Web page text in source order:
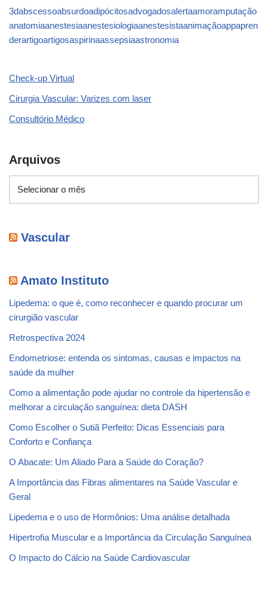
3dabscessoabsurdoadipócitosadvogadosalertaamoramputação
anatomiaanestesiaanestesiologiaanestesistaanimaçãoappapren
derartigoartigosaspirinaassepsiaastronomia
Check-up Virtual
Cirurgia Vascular: Varizes com laser
Consultório Médico
Arquivos
Vascular
Amato Instituto
Lipedema: o que é, como reconhecer e quando procurar um
cirurgião vascular
Retrospectiva 2024
Endometriose: entenda os sintomas, causas e impactos na
saúde da mulher
Como a alimentação pode ajudar no controle da hipertensão e
melhorar a circulação sanguínea: dieta DASH
Como Escolher o Sutiã Perfeito: Dicas Essenciais para
Conforto e Confiança
O Abacate: Um Aliado Para a Saúde do Coração?
A Importância das Fibras alimentares na Saúde Vascular e
Geral
Lipedema e o uso de Hormônios: Uma análise detalhada
Hipertrofia Muscular e a Importância da Circulação Sanguínea
O Impacto do Cálcio na Saúde Cardiovascular